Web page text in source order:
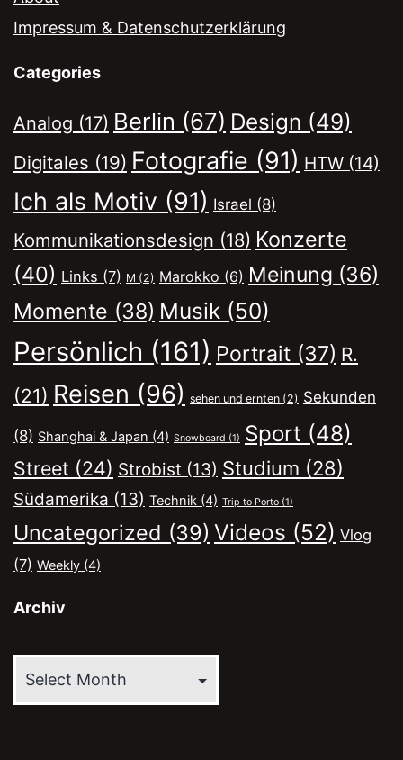
Impressum & Datenschutzerklärung
Categories
Analog (17) Berlin (67) Design (49)
Digitales (19) Fotografie (91) HTW (14)
Ich als Motiv (91) Israel (8)
Kommunikationsdesign (18) Konzerte
(40) Links (7) M (2) Marokko (6) Meinung (36)
Momente (38) Musik (50)
Persönlich (161) Portrait (37) R.
(21) Reisen (96) sehen und ernten (2) Sekunden
(8) Shanghai & Japan (4) Snowboard (1) Sport (48)
Street (24) Strobist (13) Studium (28)
Südamerika (13) Technik (4) Trip to Porto (1)
Uncategorized (39) Videos (52) Vlog
(7) Weekly (4)
Archiv